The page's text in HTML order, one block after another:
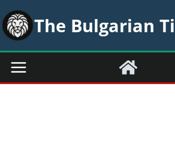
Skip
to
content
The Bulgarian